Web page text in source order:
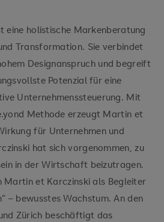
eine holistische Markenberatung
Transformation. Sie verbindet
Designanspruch und begreift
Potenzial für eine
Unternehmenssteuerung. Mit
Methode erzeugt Martin et
für Unternehmen und
hat sich vorgenommen, zu
in der Wirtschaft beizutragen.
Martin et Karczinski als Begleiter
– bewusstes Wachstum. An den
Zürich beschäftigt das